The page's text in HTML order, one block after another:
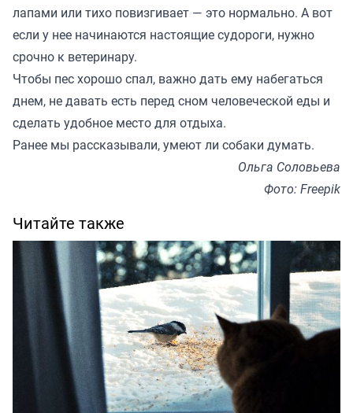
лапами или тихо повизгивает — это нормально. А вот
если у нее начинаются настоящие судороги, нужно
срочно к ветеринару.
Чтобы пес хорошо спал, важно дать ему набегаться
днем, не давать есть перед сном человеческой еды и
сделать удобное место для отдыха.
Ранее мы рассказывали, умеют ли собаки думать.
Ольга Соловьева
Фото: Freepik
Читайте также